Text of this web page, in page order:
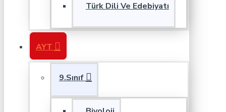
Türk Dili Ve Edebiyatı
AYT
9.Sınıf